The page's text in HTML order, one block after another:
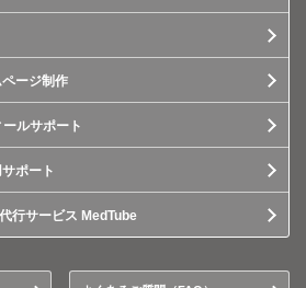
ージ制作
ルサポート
ポート
行サービス MedTube